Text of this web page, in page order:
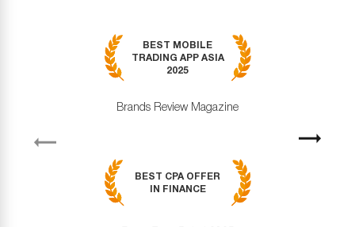
BEST MOBILE
TRADING APP ASIA
2025
Brands Review Magazine
BEST CPA OFFER
IN FINANCE
Next